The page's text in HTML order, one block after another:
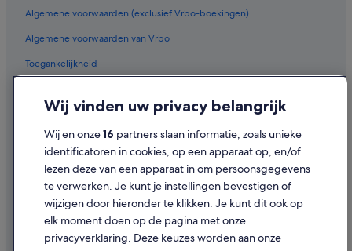
Algemene voorwaarden (exclusief Vrbo-boekingen)
Algemene voorwaarden van Vrbo
Toegankelijkheid
Cookies
Juridische informatie/Contact
Inhoudsrichtlijnen en inhoud rapporteren
Hulp
Ondersteuning
Wij vinden uw privacy belangrijk
Wij en onze16 partners slaan informatie, zoals unieke
identificatoren in cookies, op een apparaat op, en/of
lezen deze van een apparaat in om persoonsgegevens
te verwerken. Je kunt je instellingen bevestigen of
wijzigen door hieronder te klikken. Je kunt dit ook op
elk moment doen op de pagina met onze
privacyverklaring. Deze keuzes worden aan onze